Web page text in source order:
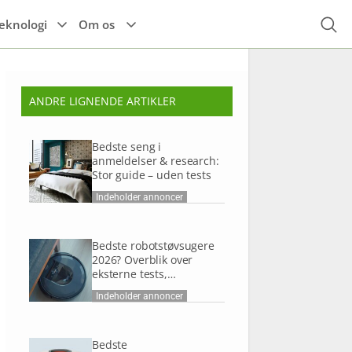
Espressomaskine
Kaffemaskine
TIlbehør
Højttalere
Alle el-køretøjer
køretøjer
Om os
ANDRE LIGNENDE ARTIKLER
Bedste seng i
anmeldelser & research:
Stor guide – uden tests
Indeholder annoncer
Bedste robotstøvsugere
2026? Overblik over
eksterne tests,
anmeldelser og research
Indeholder annoncer
Bedste